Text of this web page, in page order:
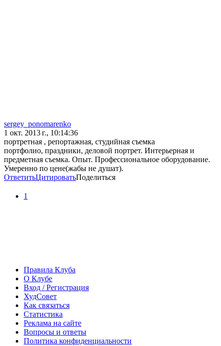
sergey_ponomarenko
1 окт. 2013 г., 10:14:36
портретная , репортажная, студийная съемка
портфолио, праздники, деловой портрет. Интерьерная и
предметная съемка. Опыт. Профессиональное оборудование.
Умеренно по цене(жабы не душат).
ОтветитьЦитироватьПоделиться
1
Правила Клуба
О Клубе
Вход / Регистрация
ХудСовет
Как связаться
Статистика
Реклама на сайте
Вопросы и ответы
Политика конфиденциальности